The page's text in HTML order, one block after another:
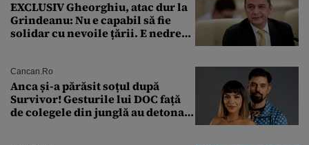
EXCLUSIV Gheorghiu, atac dur la
Grindeanu: Nu e capabil să fie
solidar cu nevoile țării. E nedrept
Cancan.ro
Anca și-a părăsit soțul după
Survivor! Gesturile lui DOC față
de colegele din junglă au detonat